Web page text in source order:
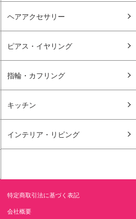
ヘアアクセサリー
ピアス・イヤリング
指輪・カフリング
キッチン
インテリア・リビング
特定商取引法に基づく表記
会社概要